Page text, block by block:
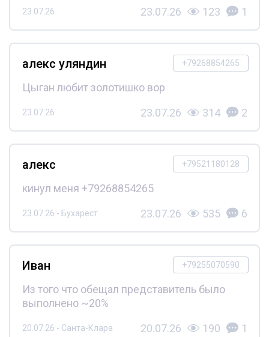
23.07.26 23.07.26 123 1
+79268854265
алекс уляндин
Цыган любит золотишко вор
23.07.26 23.07.26 314 2
+79521180128
алекс
кинул меня +79268854265
23.07.26 - Бухарест 23.07.26 535 6
+79255070590
Иван
Из того что обещал представитель было
выполнено ~20%
20.07.26 - Санта-Клара 20.07.26 190 1